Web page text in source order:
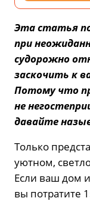
Эта статья
при
судорожно
заскочить к
Потому что
не
давайте
Только
уютном,
Если ваш дом
вы потратите